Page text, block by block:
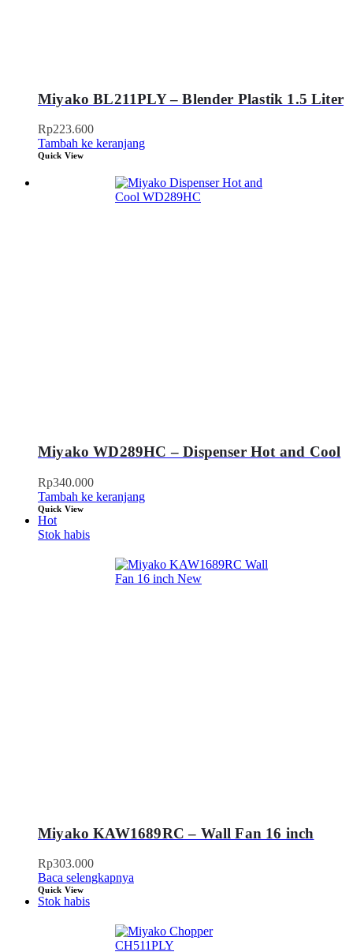
Miyako BL211PLY – Blender Plastik 1.5 Liter
Rp223.600
Tambah ke keranjang
Quick View
Miyako WD289HC – Dispenser Hot and Cool
Rp340.000
Tambah ke keranjang
Quick View
Hot
Stok habis
Miyako KAW1689RC – Wall Fan 16 inch
Rp303.000
Baca selengkapnya
Quick View
Stok habis